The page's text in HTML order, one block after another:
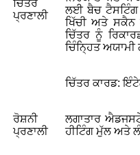
ਚਿੱਤਰ
ਪ੍ਰਣਾਲੀ
ਲਈ ਬੈਚ ਟੈਸਟਿੰਗ
ਖਿੱਚੀ ਅਤੇ ਸਕੈਨ
ਚਿੱਤਰ ਨੂੰ
ਚਿੰਨ੍ਹਿਤ
ਚਿੱਤਰ ਕਾਰਡ:
ਰੋਸ਼ਨੀ
ਪ੍ਰਣਾਲੀ
ਲਗਾਤਾਰ
ਹੀਟਿੰਗ ਮੁੱਲ ਅਤੇ